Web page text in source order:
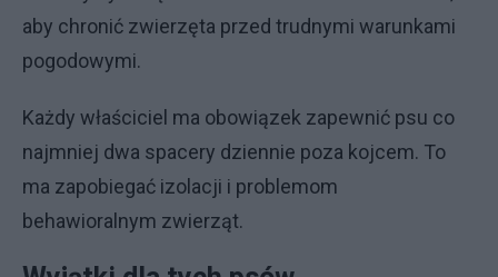
aby chronić zwierzęta przed trudnymi warunkami
pogodowymi.
Każdy właściciel ma obowiązek zapewnić psu co
najmniej dwa spacery dziennie poza kojcem. To
ma zapobiegać izolacji i problemom
behawioralnym zwierząt.